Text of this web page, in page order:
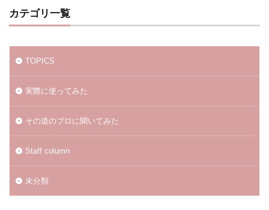
カテゴリ一覧
TOPICS
実際に使ってみた
その道のプロに聞いてみた
Staff column
未分類